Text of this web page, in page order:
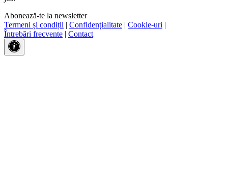
Abonează-te la newsletter
Termeni și condiții | Confidențialitate | Cookie-uri |
Întrebări frecvente | Contact